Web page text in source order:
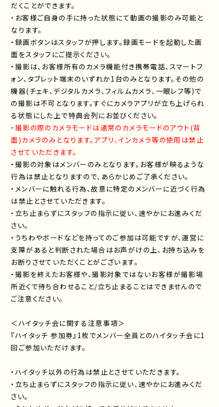
だくことができます。
・お客様ご自身の手に持った状態にて動画の撮影のみ可能と
なります。
・録画ボタンはスタッフが押します。録画モードを起動した画
面をスタッフにご提示ください。
・撮影は、お客様所有のカメラ機能付き携帯電話、スマートフ
ォン、タブレット端末のいずれか1台のみとなります。その他の
機器(チェキ、デジタルカメラ、フィルムカメラ、一眼レフ等)で
の撮影は不可となります。すぐにカメラアプリが立ち上げられ
る状態にした上で特典会列にお並びください。
・撮影の際のカメラモードは通常のカメラモードのアウト(背
面)カメラのみとなります。アプリ、インカメラ等の使用は禁止
させていただきます。
・撮影の対象はメンバーのみとなります。お客様が映るような
行為は禁止となりますので、あらかじめご了承ください。
・メンバーに触れる行為、故意に特定のメンバーに近づく行為
は禁止とさせていただきます。
・立ち止まらずにスタッフの指示に従い、速やかにお進みくだ
さい。
・うちわやボードなどを持ってのご参加は可能ですが、運営に
支障があると判断された場合はお声がけの上、お持ち込みを
お断りさせていただくことがございます。
・撮影を終えたお客様や、撮影対象ではないお客様が撮影場
所近くで待ち合わせること/立ち止まることはできませんので
ご注意ください。
＜ハイタッチ会に関する注意事項＞
『ハイタッチ 参加券』1枚でメンバー全員とのハイタッチ会に1
回ご参加いただけます。
・ハイタッチ以外の行為は禁止とさせていただきます。
・立ち止まらずにスタッフの指示に従い、速やかにお進みくだ
さい。